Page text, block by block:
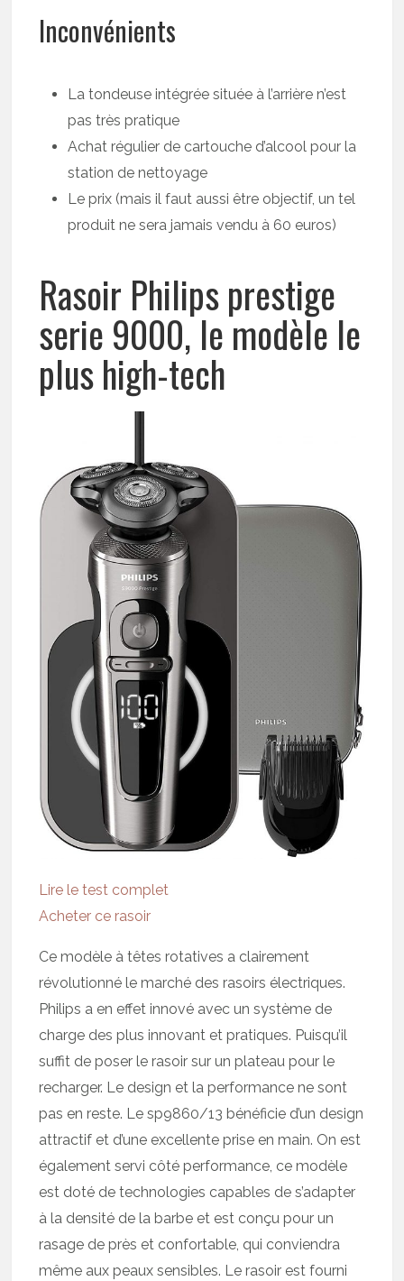
Inconvénients
La tondeuse intégrée située à l’arrière n’est
pas très pratique
Achat régulier de cartouche d’alcool pour la
station de nettoyage
Le prix (mais il faut aussi être objectif, un tel
produit ne sera jamais vendu à 60 euros)
Rasoir Philips prestige
serie 9000, le modèle le
plus high-tech
Lire le test complet
Acheter ce rasoir
Ce modèle à têtes rotatives a clairement
révolutionné le marché des rasoirs électriques.
Philips a en effet innové avec un système de
charge des plus innovant et pratiques. Puisqu’il
suffit de poser le rasoir sur un plateau pour le
recharger. Le design et la performance ne sont
pas en reste. Le sp9860/13 bénéficie d’un design
attractif et d’une excellente prise en main. On est
également servi côté performance, ce modèle
est doté de technologies capables de s’adapter
à la densité de la barbe et est conçu pour un
rasage de près et confortable, qui conviendra
même aux peaux sensibles. Le rasoir est fourni